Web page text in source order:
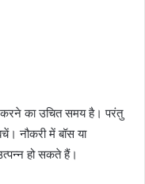
करने का उचित समय है। परंतु
नौकरी में बॉस या
हो सकते हैं।